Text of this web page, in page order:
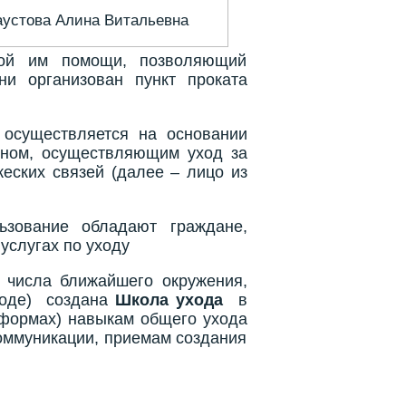
Алина Витальевна
им помощи, позволяющий
организован пункт проката
на основании
осуществляющим уход за
связей (далее – лицо из
обладают граждане,
по уходу
ближайшего окружения,
создана Школа ухода
в
навыкам общего ухода
приемам создания